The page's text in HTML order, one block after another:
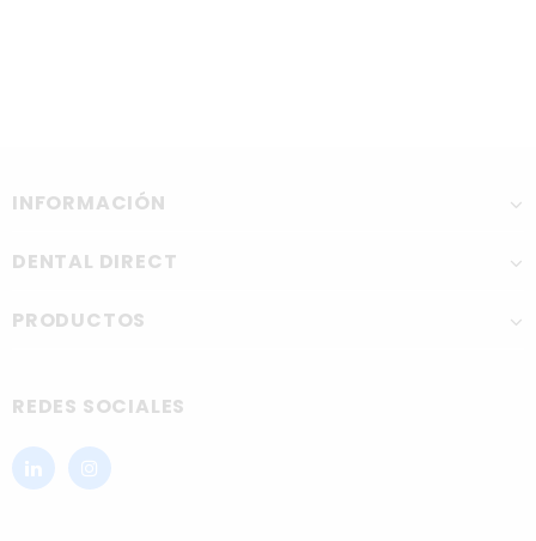
INFORMACIÓN
DENTAL DIRECT
PRODUCTOS
REDES SOCIALES